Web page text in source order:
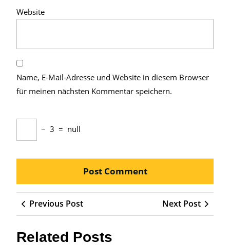
Website
Name, E-Mail-Adresse und Website in diesem Browser
für meinen nächsten Kommentar speichern.
− 3 = null
Beitragsnavigation
Previous PostPrevious
Post
Next Post
Next
Post
Related Posts